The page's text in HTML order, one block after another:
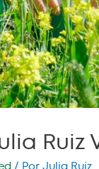
Ruiz
/ PorJulia Ruiz